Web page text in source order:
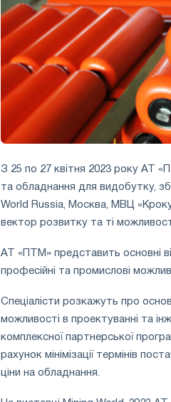
З 25 по 27 квітня 2023 року АТ
та обладнання для видобутку,
World Russia, Москва, МВЦ
вектор розвитку та ті
АТ «ПТМ» представить основні
професійні та промислові
Спеціалісти розкажуть про
можливості в проектуванні та
комплексної партнерської
рахунок мінімізації термінів
ціни на обладнання.